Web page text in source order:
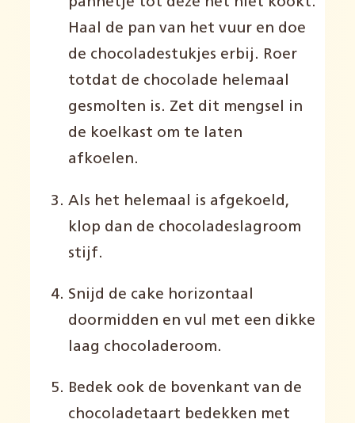
pannetje tot deze net niet kookt.
Haal de pan van het vuur en doe
de chocoladestukjes erbij. Roer
totdat de chocolade helemaal
gesmolten is. Zet dit mengsel in
de koelkast om te laten
afkoelen.
Als het helemaal is afgekoeld,
klop dan de chocoladeslagroom
stijf.
Snijd de cake horizontaal
doormidden en vul met een dikke
laag chocoladeroom.
Bedek ook de bovenkant van de
chocoladetaart bedekken met